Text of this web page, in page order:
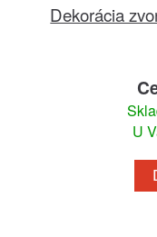
Dekorácia
U